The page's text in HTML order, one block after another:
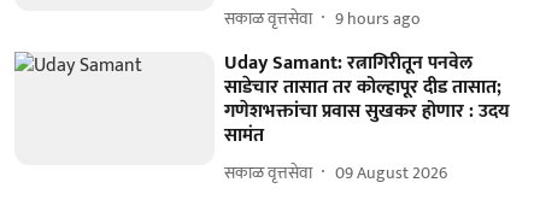
सकाळ वृत्तसेवा 9 hours ago
Uday Samant: रत्नागिरीतून पनवेल
साडेचार तासात तर कोल्हापूर दीड तासात;
गणेशभक्तांचा प्रवास सुखकर होणार : उदय
सामंत
सकाळ वृत्तसेवा 09 August 2026